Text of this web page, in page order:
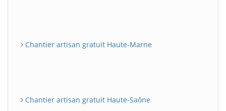
Chantier artisan gratuit Haute-Marne
Chantier artisan gratuit Haute-Saône